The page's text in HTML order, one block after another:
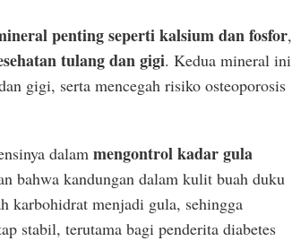
penting seperti kalsium dan fosfor,
tulang dan gigi. Kedua mineral ini
gigi, serta mencegah risiko osteoporosis
dalam mengontrol kadar gula
bahwa kandungan dalam kulit buah duku
karbohidrat menjadi gula, sehingga
stabil, terutama bagi penderita diabetes